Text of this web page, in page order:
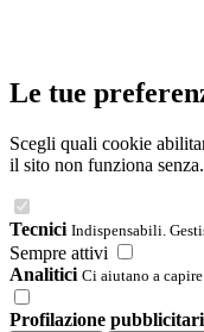
Le tue
Scegli quali cookie
il sito non funziona senza.
Tecnici Indispensabili.
Sempre attivi
Analitici Ci aiutano a
Profilazione